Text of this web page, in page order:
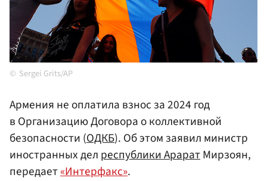
Sergei Grits/AP
Армения не оплатила взнос за 2024 год
в Организацию Договора о коллективной
безопасности (ОДКБ). Об этом заявил министр
иностранных дел республики АраратМирзоян,
передает«Интерфакс».